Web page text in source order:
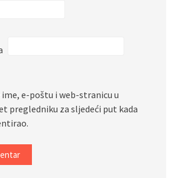
e-poštu i web-stranicu u
pregledniku za sljedeći put kada